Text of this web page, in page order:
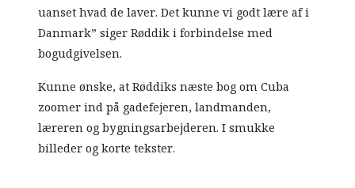
uanset hvad de laver. Det kunne vi godt lære af i
Danmark” siger Røddik i forbindelse med
bogudgivelsen.
Kunne ønske, at Røddiks næste bog om Cuba
zoomer ind på gadefejeren, landmanden,
læreren og bygningsarbejderen. I smukke
billeder og korte tekster.